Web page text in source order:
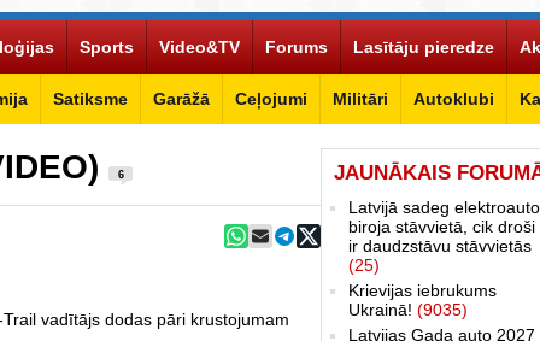
Satiksme Garāžā Ceļojumi Militāri Autoklubi
Sports Video&TV Forums Lasītāju pieredze
6
vadītājs dodas pāri krustojumam
JAUNĀKAIS
Latvijā sadeg elektroauto
biroja stāvvietā, cik droši
ir daudzstāvu stāvvietās
(25)
Krievijas iebrukums
Ukrainā! (9035)
Latvijas Gada auto 2027